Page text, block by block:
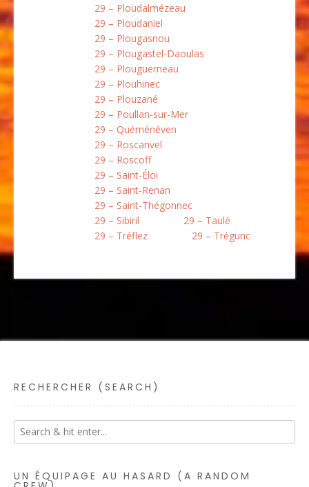
29 – Ploudalmézeau
29 – Ploudaniel
29 – Plougasnou
29 – Plougastel-Daoulas
29 – Plouguerneau
29 – Plouhinec
29 – Plouzané
29 – Poullan-sur-Mer
29 – Quéménéven
29 – Roscanvel
29 – Roscoff
29 – Saint-Éloi
29 – Saint-Renan
29 – Saint-Thégonnec
29 – Sibiril
29 – Taulé
29 – Tréflez
29 – Trégunc
RECHERCHER (SEARCH)
UN ÉQUIPAGE AU HASARD (A RANDOM